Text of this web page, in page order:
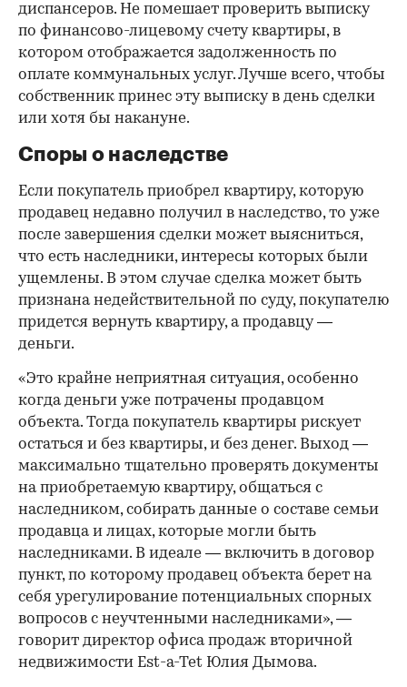
диспансеров. Не помешает проверить выписку
по финансово-лицевому счету квартиры, в
котором отображается задолженность по
оплате коммунальных услуг. Лучше всего, чтобы
собственник принес эту выписку в день сделки
или хотя бы накануне.
Споры о наследстве
Если покупатель приобрел квартиру, которую
продавец недавно получил в наследство, то уже
после завершения сделки может выясниться,
что есть наследники, интересы которых были
ущемлены. В этом случае сделка может быть
признана недействительной по суду, покупателю
придется вернуть квартиру, а продавцу —
деньги.
«Это крайне неприятная ситуация, особенно
когда деньги уже потрачены продавцом
объекта. Тогда покупатель квартиры рискует
остаться и без квартиры, и без денег. Выход —
максимально тщательно проверять документы
на приобретаемую квартиру, общаться с
наследником, собирать данные о составе семьи
продавца и лицах, которые могли быть
наследниками. В идеале — включить в договор
пункт, по которому продавец объекта берет на
себя урегулирование потенциальных спорных
вопросов с неучтенными наследниками», —
говорит директор офиса продаж вторичной
недвижимости Est-a-Tet Юлия Дымова.